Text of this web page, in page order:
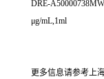
DRE-
μg/mL,1ml
更多信息请参考上